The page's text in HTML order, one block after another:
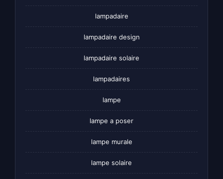
lampadaire
lampadaire design
lampadaire solaire
lampadaires
lampe
lampe a poser
lampe murale
lampe solaire